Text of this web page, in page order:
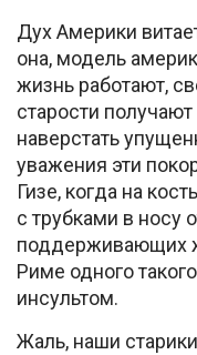
Дух Америки
она, модель
жизнь работают,
старости
наверстать
уважения эти
Гизе, когда на
с трубками в носу
поддерживающих
Риме одного
инсультом.
Жаль, наши